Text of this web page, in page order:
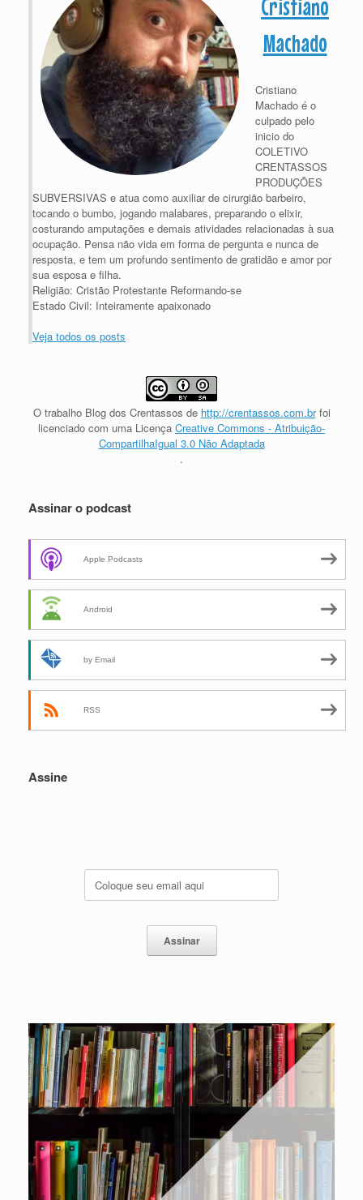
Cristiano
Machado
Cristiano
Machado é o
culpado pelo
inicio do
COLETIVO
CRENTASSOS
PRODUÇÕES
SUBVERSIVAS e atua como auxiliar de cirurgião barbeiro,
tocando o bumbo, jogando malabares, preparando o elixir,
costurando amputações e demais atividades relacionadas à sua
ocupação. Pensa não vida em forma de pergunta e nunca de
resposta, e tem um profundo sentimento de gratidão e amor por
sua esposa e filha.
Religião: Cristão Protestante Reformando-se
Estado Civil: Inteiramente apaixonado
Veja todos os posts
O trabalho Blog dos Crentassos de http://crentassos.com.brfoi
licenciado com uma Licença Creative Commons - Atribuição-
CompartilhaIgual 3.0 Não Adaptada
.
Assinar o podcast
Apple Podcasts
Android
by Email
RSS
Assine